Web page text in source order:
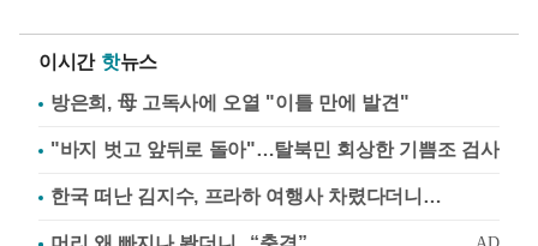
이시간 핫뉴스
방은희, 母 고독사에 오열 "이틀 만에 발견"
"바지 벗고 앞뒤로 돌아"…탈북민 회상한 기쁨조 검사
한국 떠난 김지수, 프라하 여행사 차렸다더니…